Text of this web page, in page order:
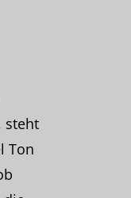
steht
Ton